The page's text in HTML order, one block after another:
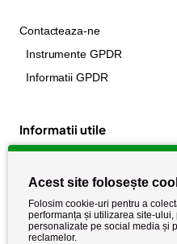
Contacteaza-ne
Instrumente GPDR
Informatii GPDR
Informatii utile
Politica de cookie
Acest site folosește
Folosim cookie-uri pentru a
performanța și utilizarea site-ului,
personalizate pe social media și
reclamelor.